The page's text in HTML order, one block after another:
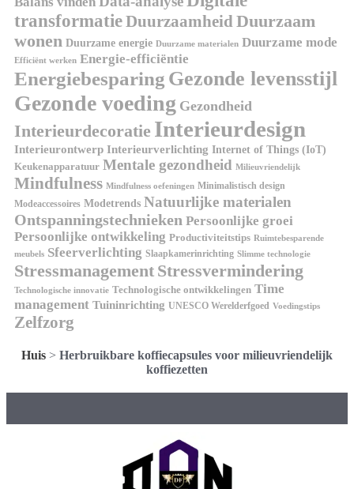
transformatieDuurzaamheidDuurzaam
wonen Duurzame energie Duurzame materialen Duurzame mode
Efficiënt werken Energie-efficiëntie
Energiebesparing Gezonde levensstijl
Gezonde voeding Gezondheid
Interieurdecoratie Interieurdesign
Interieurontwerp Interieurverlichting Internet of Things (IoT)
Keukenapparatuur Mentale gezondheid Milieuvriendelijk
Mindfulness Mindfulness oefeningen Minimalistisch design
Modeaccessoires Modetrends Natuurlijke materialen
Ontspanningstechnieken Persoonlijke groei
Persoonlijke ontwikkeling Productiviteitstips Ruimtebesparende
meubels Sfeerverlichting Slaapkamerinrichting Slimme technologie
Stressmanagement Stressvermindering
Technologische innovatie Technologische ontwikkelingen Time
management Tuininrichting UNESCO Werelderfgoed Voedingstips
Zelfzorg
Huis > Herbruikbare koffiecapsules voor milieuvriendelijk
koffiezetten